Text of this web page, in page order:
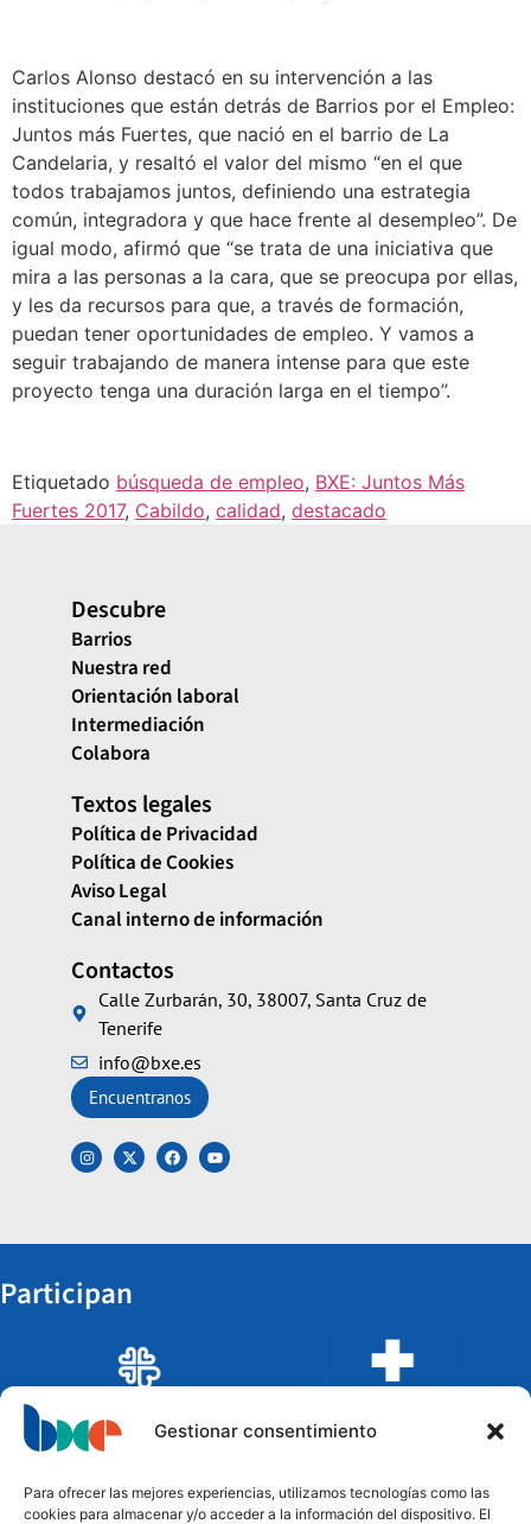
Gestionar consentimiento
Para ofrecer las mejores experiencias, utilizamos tecnologías como las
cookies para almacenar y/o acceder a la información del dispositivo. El
Carlos Alonso destacó en su intervención a las
instituciones que están detrás de Barrios por el Empleo:
Juntos más Fuertes, que nació en el barrio de La
Candelaria, y resaltó el valor del mismo “en el que
todos trabajamos juntos, definiendo una estrategia
común, integradora y que hace frente al desempleo”. De
igual modo, afirmó que “se trata de una iniciativa que
mira a las personas a la cara, que se preocupa por ellas,
y les da recursos para que, a través de formación,
puedan tener oportunidades de empleo. Y vamos a
seguir trabajando de manera intense para que este
proyecto tenga una duración larga en el tiempo”.
Etiquetado búsqueda de empleo, BXE: Juntos Más
Fuertes 2017, Cabildo, calidad, destacado
Descubre
Barrios
Nuestra red
Orientación laboral
Intermediación
Colabora
Textos legales
Política de Privacidad
Política de Cookies
Aviso Legal
Canal interno de información
Contactos
Calle Zurbarán, 30, 38007, Santa Cruz de
Tenerife
info@bxe.es
Encuentranos
Participan